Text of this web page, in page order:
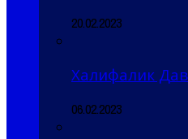
20.02.2023
Халифалик
06.02.2023